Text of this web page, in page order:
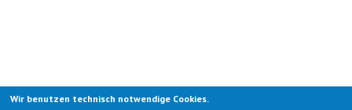
Wir benutzen technisch notwendige Cookies.